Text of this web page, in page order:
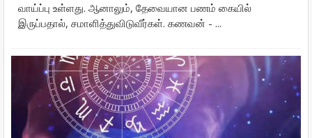
வாய்ப்பு உள்ளது. ஆனாலும், தேவையான பணம் கையில்
இருப்பதால், சமாளித்துவிடுவீர்கள். கணவன் - ...